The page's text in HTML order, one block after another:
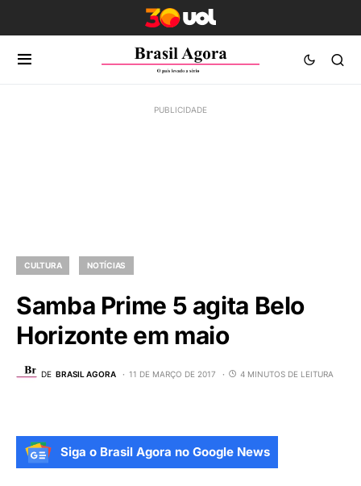
CULTURA NOTÍCIAS
Samba Prime 5 agita Belo
Horizonte em maio
DE BRASIL AGORA 11 DE MARÇO DE 2017 4 MINUTOS DE LEITURA
Siga o Brasil Agora no Google News